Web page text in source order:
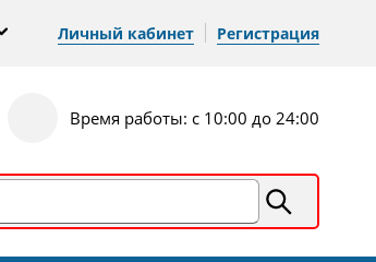
Личный кабинет Регистрация
Время работы: с 10:00 до 24:00